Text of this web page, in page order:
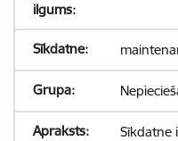
Sīkdatne